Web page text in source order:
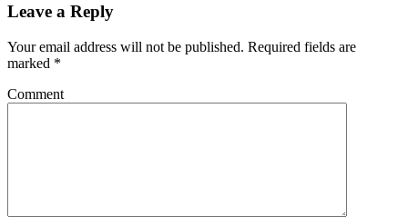
Leave a Reply
Your email address will not be published. Required fields are
marked *
Comment